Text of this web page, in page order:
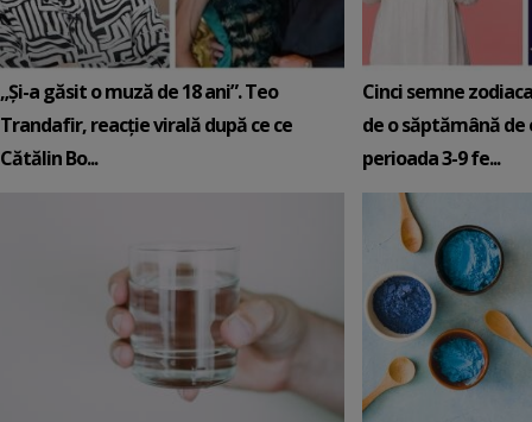
„Și-a găsit o muză de 18 ani”. Teo
Trandafir, reacție virală după ce ce
Cătălin Bo...
Cinci semne
de o săptămână de
perioada 3-9 fe...